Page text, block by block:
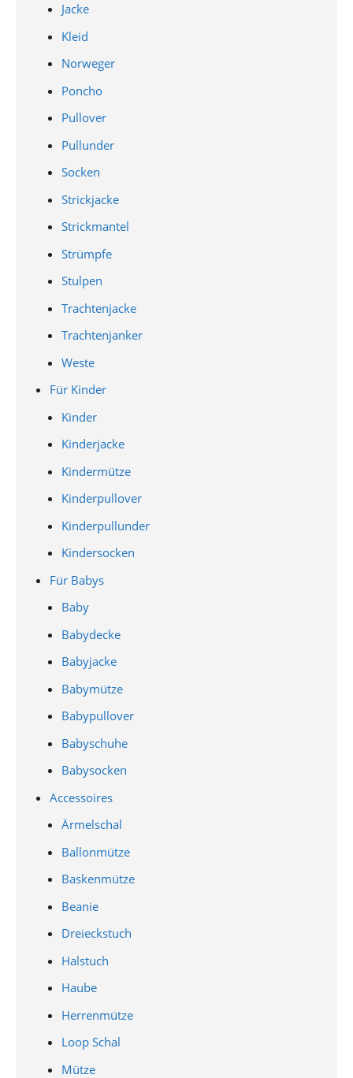
Jacke
Kleid
Norweger
Poncho
Pullover
Pullunder
Socken
Strickjacke
Strickmantel
Strümpfe
Stulpen
Trachtenjacke
Trachtenjanker
Weste
Für Kinder
Kinder
Kinderjacke
Kindermütze
Kinderpullover
Kinderpullunder
Kindersocken
Für Babys
Baby
Babydecke
Babyjacke
Babymütze
Babypullover
Babyschuhe
Babysocken
Accessoires
Ärmelschal
Ballonmütze
Baskenmütze
Beanie
Dreieckstuch
Halstuch
Haube
Herrenmütze
Loop Schal
Mütze